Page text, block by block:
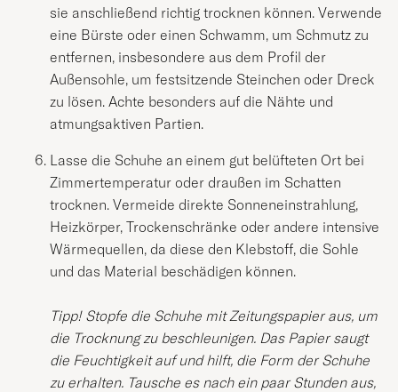
sie anschließend richtig trocknen können. Verwende
eine Bürste oder einen Schwamm, um Schmutz zu
entfernen, insbesondere aus dem Profil der
Außensohle, um festsitzende Steinchen oder Dreck
zu lösen. Achte besonders auf die Nähte und
atmungsaktiven Partien.
Lasse die Schuhe an einem gut belüfteten Ort bei
Zimmertemperatur oder draußen im Schatten
trocknen. Vermeide direkte Sonneneinstrahlung,
Heizkörper, Trockenschränke oder andere intensive
Wärmequellen, da diese den Klebstoff, die Sohle
und das Material beschädigen können.
Tipp! Stopfe die Schuhe mit Zeitungspapier aus, um
die Trocknung zu beschleunigen. Das Papier saugt
die Feuchtigkeit auf und hilft, die Form der Schuhe
zu erhalten. Tausche es nach ein paar Stunden aus,